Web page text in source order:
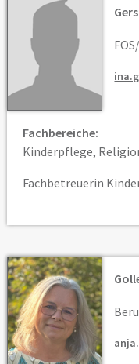
Fachbereiche:
Kinderpflege,
Fachbetreuerin